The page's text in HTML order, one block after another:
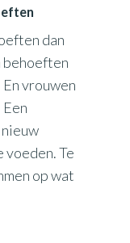
dan
behoeften
vrouwen
voeden. Te
op wat